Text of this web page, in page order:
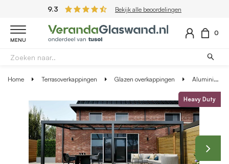
9.3 Bekijk alle beoordelingen
MENU
0
Home Terrasoverkappingen Glazen overkappingen Aluminium overkapping antraciet 707cm x 250cm met helder glazen dak
Heavy Duty